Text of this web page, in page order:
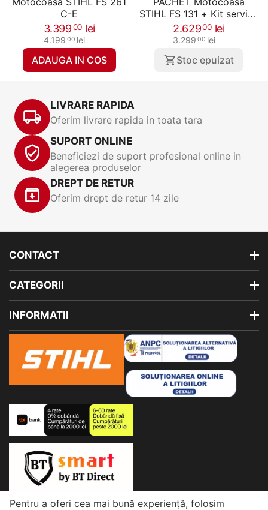
C-E
3.39900 lei
4.19900lei
ADAUGA IN COS
STIHL FS 131 + Kit service
31 + Cap cu fir AutoCut
27-2 + Ulei amestec HP
Maner pila, 1.9 CP, 5.8 Kg
2.62900 lei
3.29900lei
Stoc epuizat
LIVRARE RAPIDA
Oferim livrare rapida in toata tara
SUPORT ONLINE
Beneficiezi de suport profesional online in
alegerea produselor
DREPT DE RETUR
Oferim drept de retur 14 zile
CONTACT
CATEGORII
INFORMATII
Pentru a oferi cea mai bună experiență, folosim